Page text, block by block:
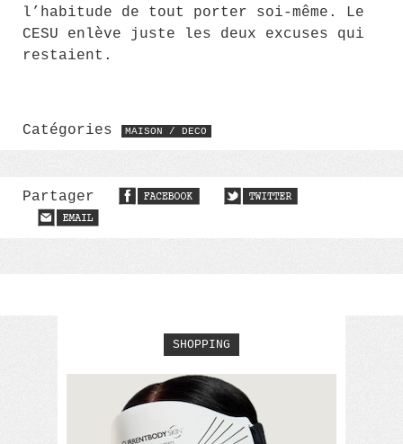
l’habitude de tout porter soi-même. Le
CESU enlève juste les deux excuses qui
restaient.
Catégories MAISON / DECO
Partager
SHOPPING